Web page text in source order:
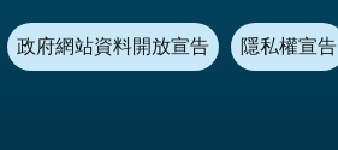
政府網站資料開放宣告 隱私權宣告